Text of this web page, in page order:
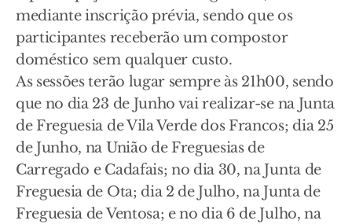
mediante inscrição prévia, sendo que os
participantes receberão um compostor
doméstico sem qualquer custo.
As sessões terão lugar sempre às 21h00, sendo
que no dia 23 de Junho vai realizar-se na Junta
de Freguesia de Vila Verde dos Francos; dia 25
de Junho, na União de Freguesias de
Carregado e Cadafais; no dia 30, na Junta de
Freguesia de Ota; dia 2 de Julho, na Junta de
Freguesia de Ventosa; e no dia 6 de Julho, na